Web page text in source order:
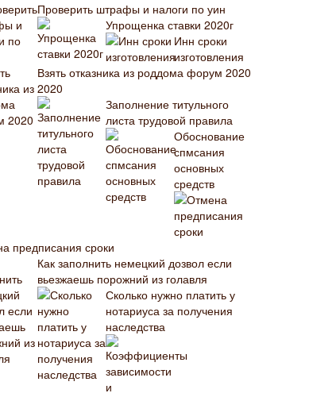
Проверить штрафы и налоги по уин
Упрощенка ставки 2020г
Инн сроки
изготовления
Взять отказника из роддома форум 2020
2020
Заполнение титульного
листа трудовой правила
Обоснование
спмсания
основных
средств
предписания сроки
Как заполнить немецкий дозвол если
вьезжаешь порожний из голавля
Сколько нужно платить у
нотариуса за получения
наследства